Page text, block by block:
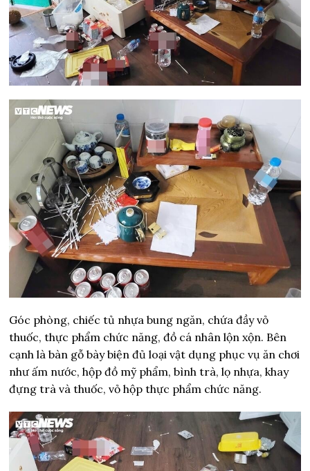
Góc phòng, chiếc tủ nhựa bung ngăn, chứa đầy vỏ
thuốc, thực phẩm chức năng, đồ cá nhân lộn xộn. Bên
cạnh là bàn gỗ bày biện đủ loại vật dụng phục vụ ăn chơi
như ấm nước, hộp đồ mỹ phẩm, bình trà, lọ nhựa, khay
đựng trà và thuốc, vỏ hộp thực phẩm chức năng.